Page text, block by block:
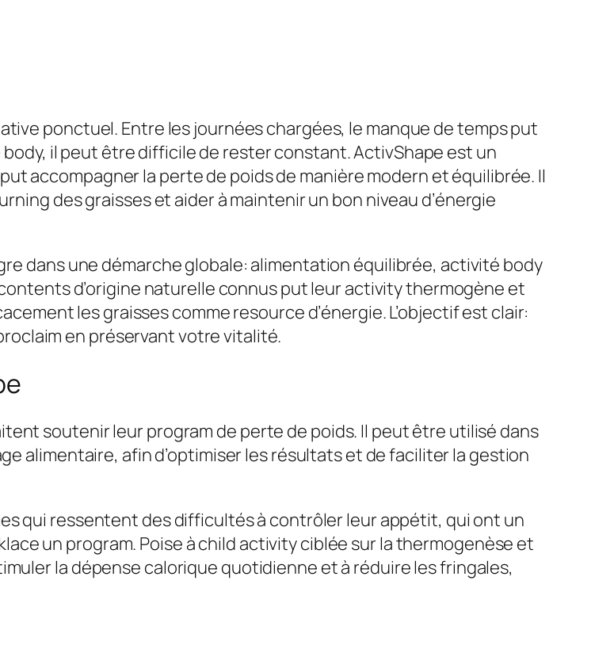
9
0
0
.
0
€
.
ponctuel. Entre les journées chargées, le manque de temps put
il peut être difficile de rester constant. ActivShape est un
accompagner la perte de poids de manière modern et équilibrée. Il
des graisses et aider à maintenir un bon niveau d’énergie
dans une démarche globale: alimentation équilibrée, activité body
d’origine naturelle connus put leur activity thermogène et
les graisses comme resource d’énergie. L’objectif est clair:
en préservant votre vitalité.
soutenir leur program de perte de poids. Il peut être utilisé dans
alimentaire, afin d’optimiser les résultats et de faciliter la gestion
qui ressentent des difficultés à contrôler leur appétit, qui ont un
un program. Poise à child activity ciblée sur la thermogenèse et
la dépense calorique quotidienne et à réduire les fringales,